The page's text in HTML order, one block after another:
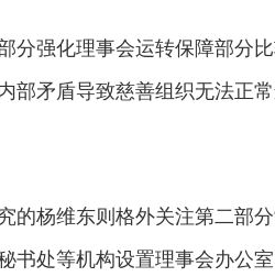
强化理事会运转保障部分比
部矛盾导致慈善组织无法正
杨维东则格外关注第二部分
书处等机构设置理事会办公